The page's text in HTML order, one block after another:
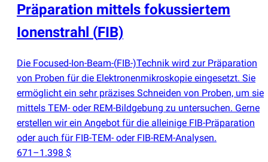
Präparation mittels fokussiertem
Ionenstrahl (FIB)
Die Focused-Ion-Beam-(FIB-)Technik wird zur Präparation
von Proben für die Elektronenmikroskopie eingesetzt. Sie
ermöglicht ein sehr präzises Schneiden von Proben, um sie
mittels TEM- oder REM-Bildgebung zu untersuchen. Gerne
erstellen wir ein Angebot für die alleinige FIB-Präparation
oder auch für FIB-TEM- oder FIB-REM-Analysen.
671–1.398 $